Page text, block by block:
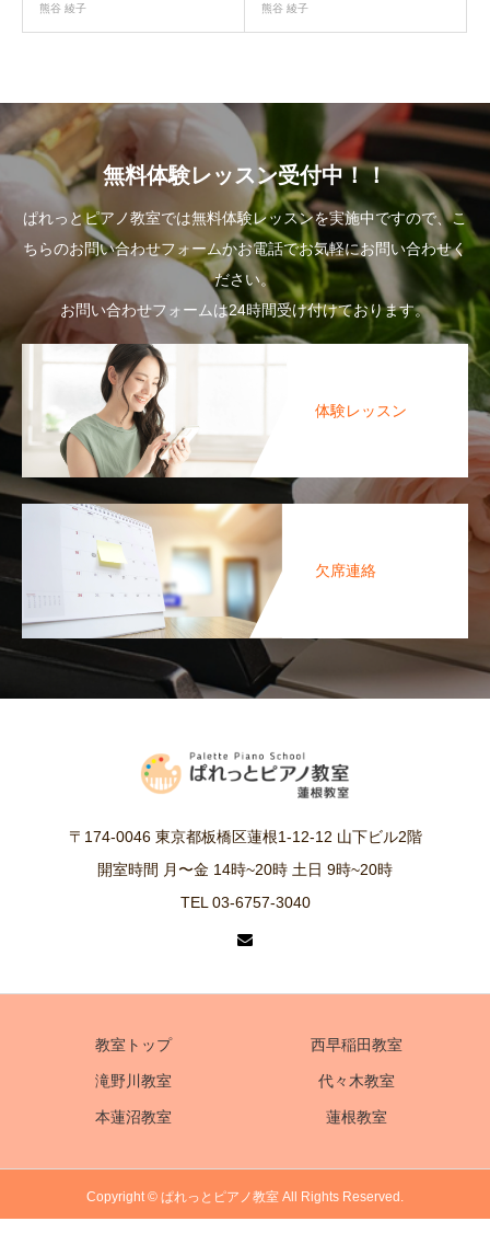
熊谷 綾子 熊谷 綾子
無料体験レッスン受付中！！
ぱれっとピアノ教室では無料体験レッスンを実施中ですので、こ
ちらのお問い合わせフォームかお電話でお気軽にお問い合わせく
ださい。
お問い合わせフォームは24時間受け付けております。
体験レッスン
欠席連絡
〒174-0046 東京都板橋区蓮根1-12-12 山下ビル2階
開室時間 月〜金 14時~20時 土日 9時~20時
TEL 03-6757-3040
教室トップ 西早稲田教室
滝野川教室 代々木教室
本蓮沼教室 蓮根教室
Copyright © ぱれっとピアノ教室 All Rights Reserved.
電話 体験レッスンお申込み アクセス